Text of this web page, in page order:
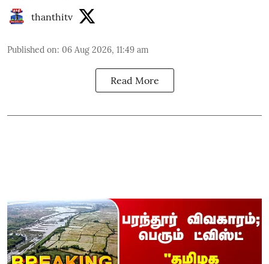
thanthitv
Published on: 06 Aug 2026, 11:49 am
Read More